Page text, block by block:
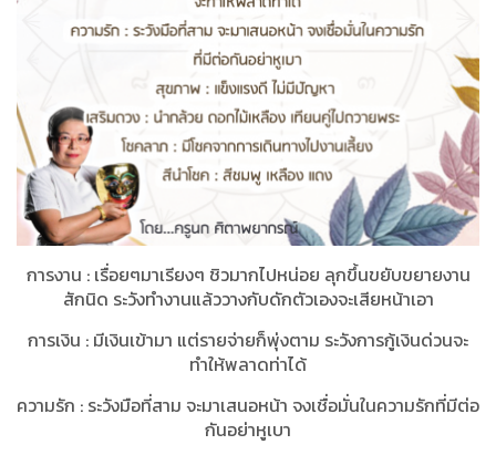
การงาน :เรื่อยๆมาเรียงๆ ชิวมากไปหน่อย ลุกขึ้นขยับขยายงาน
สักนิด ระวังทำงานแล้ววางกับดักตัวเองจะเสียหน้าเอา
การเงิน : มีเงินเข้ามา แต่รายจ่ายก็พุ่งตาม ระวังการกู้เงินด่วนจะ
ทำให้พลาดท่าได้
ความรัก : ระวังมือที่สาม จะมาเสนอหน้า จงเชื่อมั่นในความรักที่มีต่อ
กันอย่าหูเบา